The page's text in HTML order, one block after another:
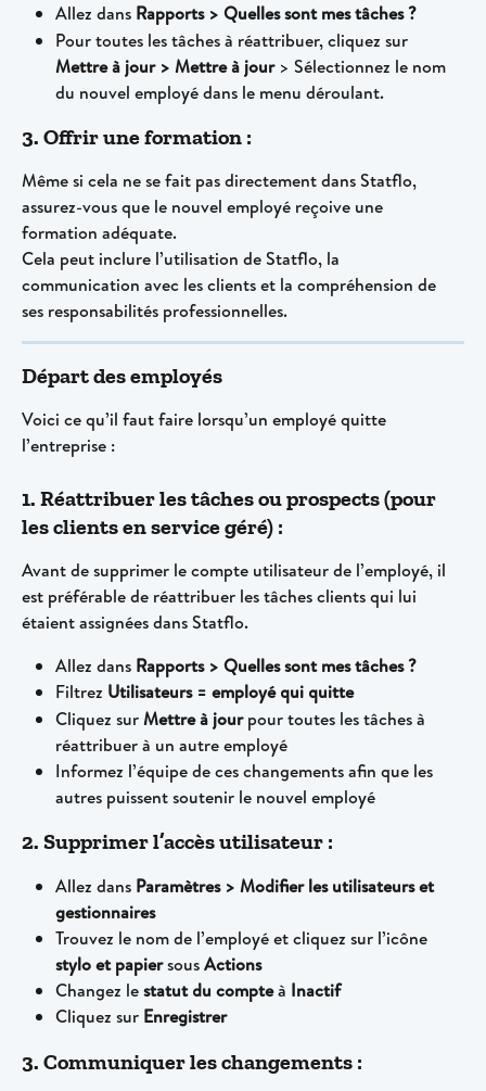
Allez dans Rapports > Quelles sont mes tâches ?
Pour toutes les tâches à réattribuer, cliquez sur
Mettre à jour > Mettre à jour > Sélectionnez le nom
du nouvel employé dans le menu déroulant.
3. Offrir une formation :
Même si cela ne se fait pas directement dans Statflo,
assurez-vous que le nouvel employé reçoive une
formation adéquate.
Cela peut inclure l’utilisation de Statflo, la
communication avec les clients et la compréhension de
ses responsabilités professionnelles.
Départ des employés
Voici ce qu’il faut faire lorsqu’un employé quitte
l’entreprise :
1. Réattribuer les tâches ou prospects (pour
les clients en service géré) :
Avant de supprimer le compte utilisateur de l’employé, il
est préférable de réattribuer les tâches clients qui lui
étaient assignées dans Statflo.
Allez dans Rapports > Quelles sont mes tâches ?
Filtrez Utilisateurs = employé qui quitte
Cliquez sur Mettre à jour pour toutes les tâches à
réattribuer à un autre employé
Informez l’équipe de ces changements afin que les
autres puissent soutenir le nouvel employé
2. Supprimer l’accès utilisateur :
Allez dans Paramètres > Modifier les utilisateurs et
gestionnaires
Trouvez le nom de l’employé et cliquez sur l’icône
stylo et papier sous Actions
Changez le statut du compte à Inactif
Cliquez sur Enregistrer
3. Communiquer les changements :